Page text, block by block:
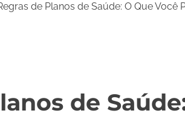
de Planos de Saúde: O Que Você
de